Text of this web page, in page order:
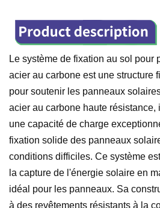
Le système de fixation au sol pour
acier au carbone est une structure
pour soutenir les panneaux
acier au carbone haute résistance,
une capacité de charge
fixation solide des panneaux
conditions difficiles. Ce système
la capture de l'énergie solaire en
idéal pour les panneaux. Sa
à des revêtements résistants à la